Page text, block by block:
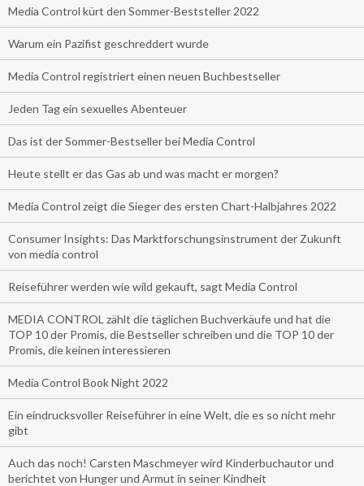
Media Control kürt den Sommer-Beststeller 2022
Warum ein Pazifist geschreddert wurde
Media Control registriert einen neuen Buchbestseller
Jeden Tag ein sexuelles Abenteuer
Das ist der Sommer-Bestseller bei Media Control
Heute stellt er das Gas ab und was macht er morgen?
Media Control zeigt die Sieger des ersten Chart-Halbjahres 2022
Consumer Insights: Das Marktforschungsinstrument der Zukunft
von media control
Reiseführer werden wie wild gekauft, sagt Media Control
MEDIA CONTROL zählt die täglichen Buchverkäufe und hat die
TOP 10 der Promis, die Bestseller schreiben und die TOP 10 der
Promis, die keinen interessieren
Media Control Book Night 2022
Ein eindrucksvoller Reiseführer in eine Welt, die es so nicht mehr
gibt
Auch das noch! Carsten Maschmeyer wird Kinderbuchautor und
berichtet von Hunger und Armut in seiner Kindheit